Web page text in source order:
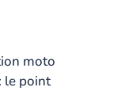
moto
le point